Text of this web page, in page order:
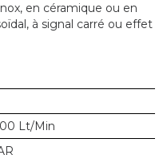
en céramique ou en
à signal carré ou effet
Lt/Min